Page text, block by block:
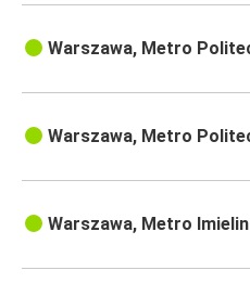
Warszawa, Metro
Warszawa, Metro
Warszawa, Metro